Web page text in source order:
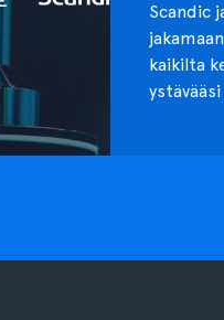
Scandic
kaikilta